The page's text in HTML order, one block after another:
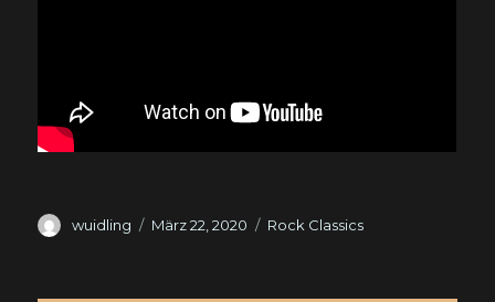
Autor
wuidling
Veröffentlicht
März 22, 2020 Kategorien
Rock Classics